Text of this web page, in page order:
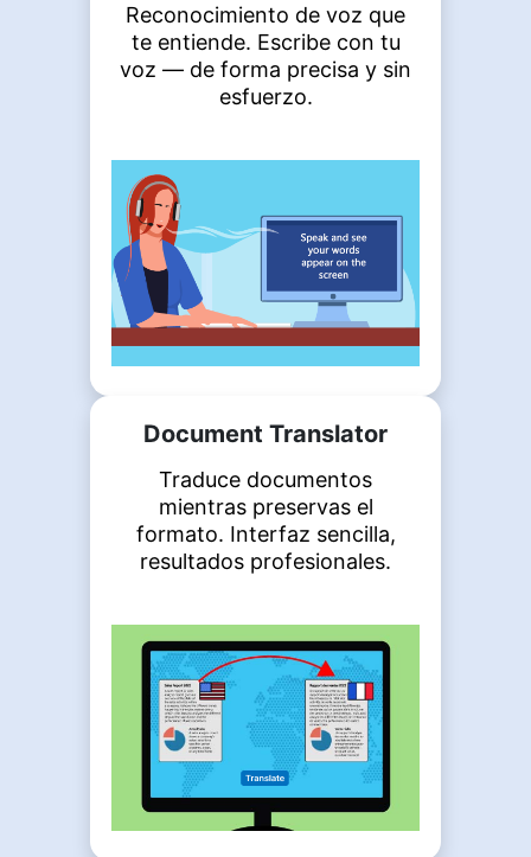
Reconocimiento de voz que
te entiende. Escribe con tu
voz — de forma precisa y sin
esfuerzo.
Document Translator
Traduce documentos
mientras preservas el
formato. Interfaz sencilla,
resultados profesionales.